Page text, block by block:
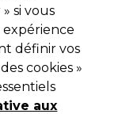
Global+
30ml
si vous
définir vos
cookies »
aux